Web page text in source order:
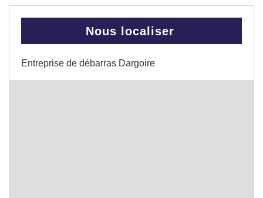
Nous localiser
Entreprise de débarras Dargoire